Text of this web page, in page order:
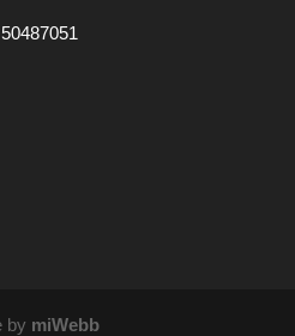
by miWebb